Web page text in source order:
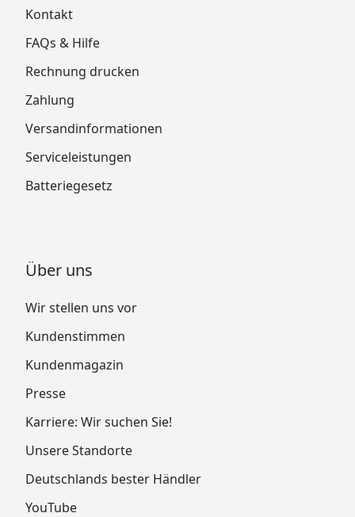
Kontakt
FAQs & Hilfe
Rechnung drucken
Zahlung
Versandinformationen
Serviceleistungen
Batteriegesetz
Über uns
Wir stellen uns vor
Kundenstimmen
Kundenmagazin
Presse
Karriere: Wir suchen Sie!
Unsere Standorte
Deutschlands bester Händler
YouTube